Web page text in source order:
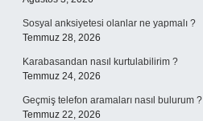
Sosyal anksiyetesi olanlar ne yapmalı ?
Temmuz 28, 2026
Karabasandan nasıl kurtulabilirim ?
Temmuz 24, 2026
Geçmiş telefon aramaları nasıl bulurum ?
Temmuz 22, 2026